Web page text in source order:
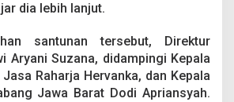
dia lebih lanjut.
santunan tersebut, Direktur
Aryani Suzana, didampingi Kepala
Raharja Hervanka, dan Kepala
Jawa Barat Dodi Apriansyah.